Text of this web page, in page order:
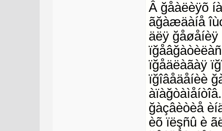
Â ğåàëèÿõ
ãğàæäàíå
äëÿ
ïğåäëàãàÿ
ïğîâåäåíèè
ğàçâèòèå
èõ ïëşñû è